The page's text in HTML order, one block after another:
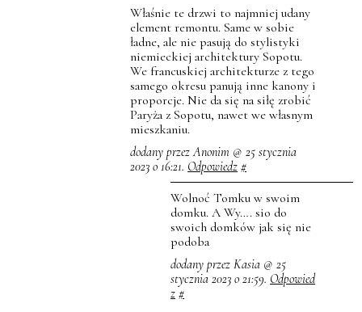
Właśnie te drzwi to najmniej udany
element remontu. Same w sobie
ładne, ale nie pasują do stylistyki
niemieckiej architektury Sopotu.
We francuskiej architekturze z tego
samego okresu panują inne kanony i
proporcje. Nie da się na siłę zrobić
Paryża z Sopotu, nawet we własnym
mieszkaniu.
dodany przez Anonim @ 25 stycznia
2023 o 16:21. Odpowiedz #
Wolnoć Tomku w swoim
domku. A Wy…. sio do
swoich domków jak się nie
podoba
dodany przez Kasia @ 25
stycznia 2023 o 21:59. Odpowied
z #